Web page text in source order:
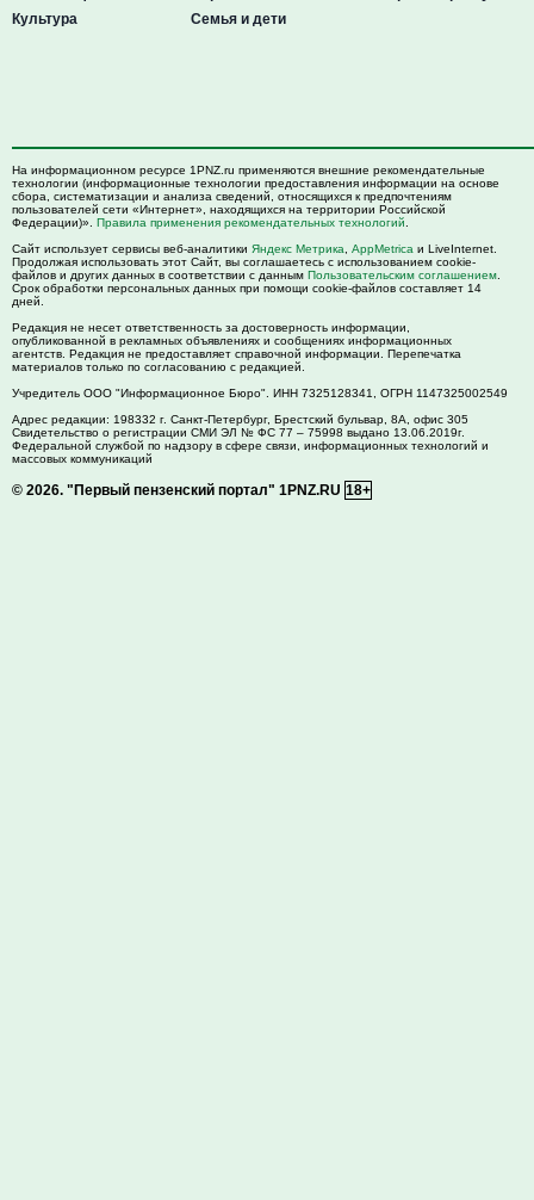
Культура
Семья и дети
На информационном ресурсе 1PNZ.ru применяются внешние рекомендательные
технологии (информационные технологии предоставления информации на основе
сбора, систематизации и анализа сведений, относящихся к предпочтениям
пользователей сети «Интернет», находящихся на территории Российской
Федерации)». Правила применения рекомендательных технологий
Сайт использует сервисы веб-аналитики Яндекс Метрика AppMetrica и LiveInternet.
Продолжая использовать этот Сайт, вы соглашаетесь с использованием cookie-
файлов и других данных в соответствии с данным Пользовательским соглашением
Срок обработки персональных данных при помощи cookie-файлов составляет 14
дней.
Редакция не несет ответственность за достоверность информации,
опубликованной в рекламных объявлениях и сообщениях информационных
агентств. Редакция не предоставляет справочной информации. Перепечатка
материалов только по согласованию с редакцией.
Учредитель ООО "Информационное Бюро". ИНН 7325128341, ОГРН 1147325002549
Адрес редакции: 198332 г. Санкт-Петербург, Брестский бульвар, 8А, офис 305
Свидетельство о регистрации СМИ ЭЛ № ФС 77 – 75998 выдано 13.06.2019г.
Федеральной службой по надзору в сфере связи, информационных технологий и
массовых коммуникаций
© 2026. "Первый пензенский портал" 1PNZ.RU 18+